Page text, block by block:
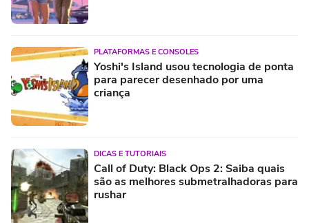
PLATAFORMAS E CONSOLES
Yoshi's Island usou tecnologia de ponta
para parecer desenhado por uma
criança
DICAS E TUTORIAIS
Call of Duty: Black Ops 2: Saiba quais
são as melhores submetralhadoras para
rushar